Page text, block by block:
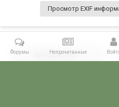
Просмотр EXIF
Поделиться
Форумы Непрочитанные